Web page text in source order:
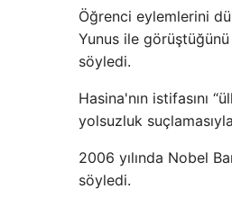
Öğrenci eylemlerini
Yunus ile
söyledi.
Hasina'nın istifasını
yolsuzluk
2006 yılında Nobel
söyledi.